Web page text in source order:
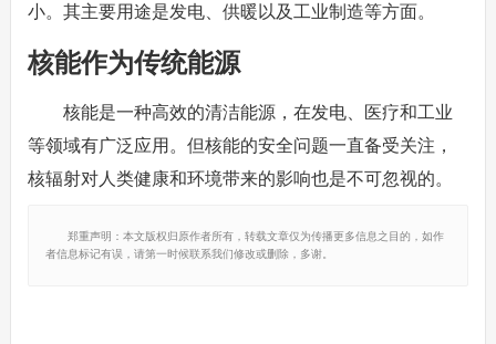
小。其主要用途是发电、供暖以及工业制造等方面。
核能作为传统能源
核能是一种高效的清洁能源，在发电、医疗和工业
等领域有广泛应用。但核能的安全问题一直备受关注，
核辐射对人类健康和环境带来的影响也是不可忽视的。
郑重声明：本文版权归原作者所有，转载文章仅为传播更多信息之目的，如作
者信息标记有误，请第一时候联系我们修改或删除，多谢。